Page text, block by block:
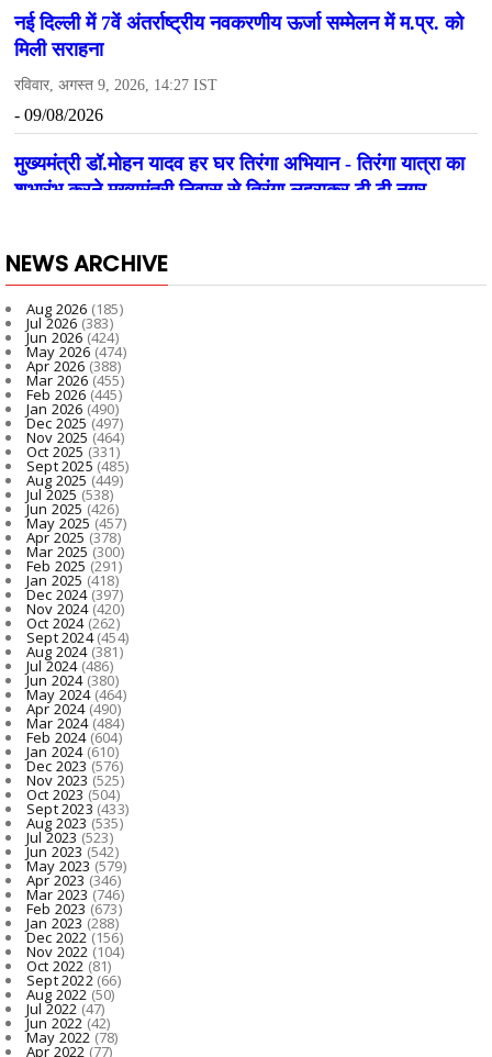
NEWS ARCHIVE
Aug 2026 (185)
Jul 2026 (383)
Jun 2026(424)
May 2026(474)
Apr 2026 (388)
Mar 2026(455)
Feb 2026 (445)
Jan 2026 (490)
Dec 2025(497)
Nov 2025 (464)
Oct 2025 (331)
Sept 2025 (485)
Aug 2025 (449)
Jul 2025 (538)
Jun 2025(426)
May 2025(457)
Apr 2025 (378)
Mar 2025 (300)
Feb 2025 (291)
Jan 2025 (418)
Dec 2024(397)
Nov 2024(420)
Oct 2024(262)
Sept 2024(454)
Aug 2024(381)
Jul 2024(486)
Jun 2024(380)
May 2024(464)
Apr 2024(490)
Mar 2024(484)
Feb 2024(604)
Jan 2024(610)
Dec 2023(576)
Nov 2023 (525)
Oct 2023 (504)
Sept 2023 (433)
Aug 2023 (535)
Jul 2023 (523)
Jun 2023(542)
May 2023(579)
Apr 2023 (346)
Mar 2023 (746)
Feb 2023 (673)
Jan 2023 (288)
Dec 2022(156)
Nov 2022 (104)
Oct 2022 (81)
Sept 2022(66)
Aug 2022 (50)
Jul 2022 (47)
Jun 2022(42)
May 2022(78)
Apr 2022 (77)